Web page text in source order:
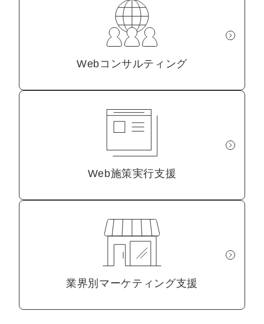
Webコンサルティング
Web施策実行支援
業界別マーケティング支援